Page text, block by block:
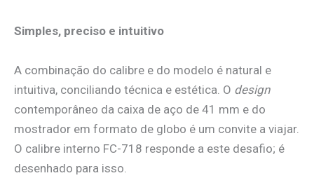
Simples, preciso e intuitivo
A combinação do calibre e do modelo é natural e
intuitiva, conciliando técnica e estética. O design
contemporâneo da caixa de aço de 41 mm e do
mostrador em formato de globo é um convite a viajar.
O calibre interno FC-718 responde a este desafio; é
desenhado para isso.